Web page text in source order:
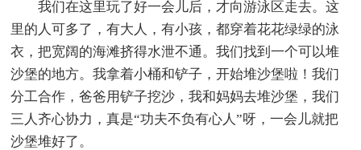
我们在这里玩了好一会儿后，才向游泳区走去。这
里的人可多了，有大人，有小孩，都穿着花花绿绿的泳
衣，把宽阔的海滩挤得水泄不通。我们找到一个可以堆
沙堡的地方。我拿着小桶和铲子，开始堆沙堡啦！我们
分工合作，爸爸用铲子挖沙，我和妈妈去堆沙堡，我们
三人齐心协力，真是“功夫不负有心人”呀，一会儿就把
沙堡堆好了。